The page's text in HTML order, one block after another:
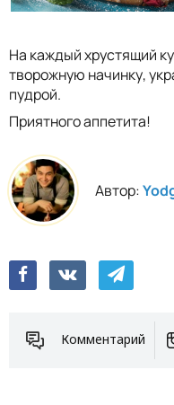
На каждый хрустящий
творожную начинку,
пудрой.
Приятного аппетита!
Автор:
Комментарий